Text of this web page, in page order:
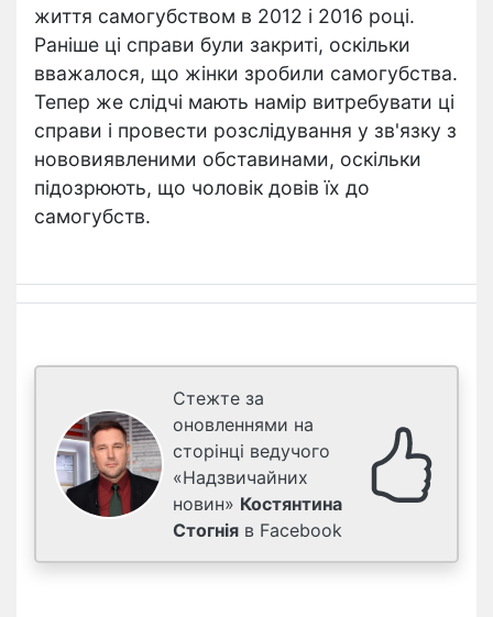
життя самогубством в 2012 і 2016 році.
Раніше ці справи були закриті, оскільки
вважалося, що жінки зробили самогубства.
Тепер же слідчі мають намір витребувати ці
справи і провести розслідування у зв'язку з
нововиявленими обставинами, оскільки
підозрюють, що чоловік довів їх до
самогубств.
Стежте за
оновленнями на
сторінці ведучого
«Надзвичайних
новин» Костянтина
Стогнія в Facebook